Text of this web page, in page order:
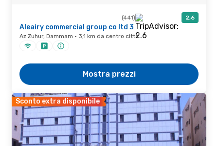
(441) 2,6
Aleairy commercial group co ltd 3
Az Zuhur, Dammam · 3,1 km da centro città
Mostra prezzi
Sconto extra disponibile